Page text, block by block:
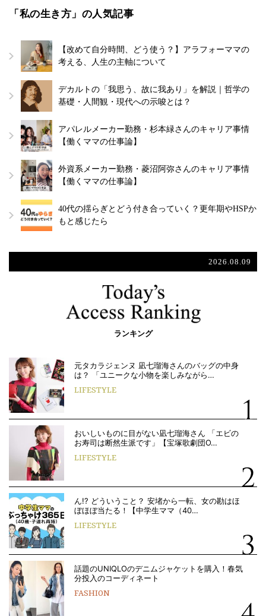
「私の生き方」の人気記事
【改めて自分時間、どう使う？】アラフォーママの
考える、人生の主軸について
デカルトの「我思う、故に我あり」を解説｜哲学の
基礎・人間観・現代への示唆とは？
アパレルメーカー勤務・杉本緑さんのキャリア事情
【働くママの仕事論】
外資系メーカー勤務・菱沼阿弥さんのキャリア事情
【働くママの仕事論】
40代の揺らぎとどう付き合っていく？更年期やHSPか
もと感じたら
2026.08.09
ランキング
元タカラジェンヌ 凪七瑠海さんのバッグの中身
は？ 「ユニークな小物を楽しみながら…
LIFESTYLE
おいしいものに目がない凪七瑠海さん 「エビの
お寿司は断然生派です」【宝塚歌劇団O…
LIFESTYLE
ん!? どういうこと？ 安堵から一転、女の勘はほ
ぼほぼ当たる！【中学生ママ（40…
LIFESTYLE
話題のUNIQLOのデニムジャケットを購入！春気
分投入のコーディネート
FASHION